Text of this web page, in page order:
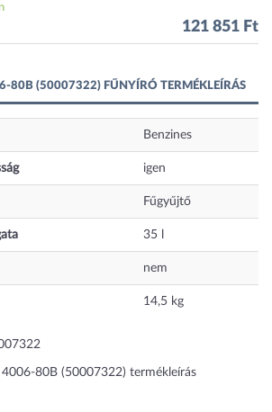
121 851 Ft
80B (50007322) FŰNYÍRÓ TERMÉKLEÍRÁS
Benzines
igen
Fűgyűjtő
35
nem
14,5 kg
4006-80B (50007322) termékleírás